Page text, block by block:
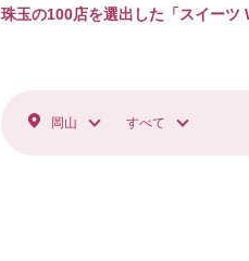
珠玉の100店を選出した「スイーツ
岡山 すべて